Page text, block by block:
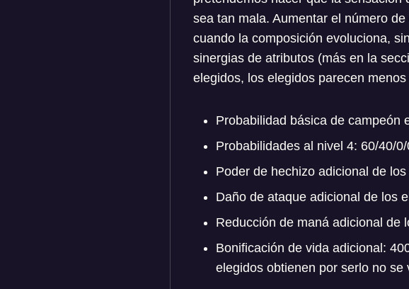
sea tan mala. Aumentar el número
cuando la composición evoluciona,
sinergias de atributos (más en la
elegidos, los elegidos parecen
Probabilidad básica de campeón
Probabilidades al nivel 4: 60/40/
Poder de hechizo adicional de
Daño de ataque adicional de los
Reducción de maná adicional de
Bonificación de vida adicional:
elegidos obtienen por serlo no se